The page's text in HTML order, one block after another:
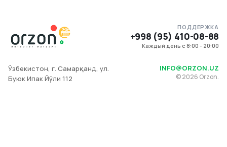
ПОДДЕРЖКА
+998 (95) 410-08-88
Каждый день с 8:00 - 20:00
Ўзбекистон, г. Самарқанд, ул.
Буюк Ипак Йўли 112
INFO@ORZON.UZ
©2026 Orzon.